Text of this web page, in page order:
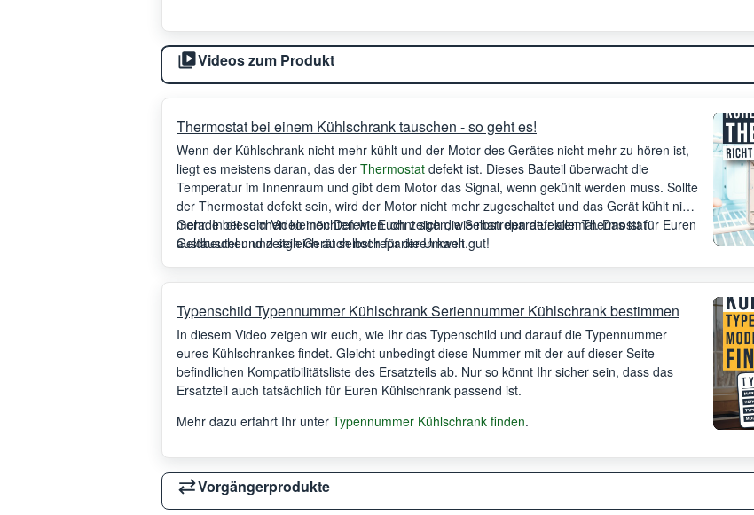
Videos zum Produkt
Thermostat bei einem Kühlschrank tauschen - so geht es!
Wenn der Kühlschrank nicht mehr kühlt und der Motor des Gerätes nicht mehr zu hören ist,
liegt es meistens daran, das der Thermostat defekt ist. Dieses Bauteil überwacht die
Temperatur im Innenraum und gibt dem Motor das Signal, wenn gekühlt werden muss. Sollte
der Thermostat defekt sein, wird der Motor nicht mehr zugeschaltet und das Gerät kühlt nicht
mehr. In diesem Video möchten wir Euch zeigen, wie man den defekten Thermostat
austauschen und sein Gerät selbst reparieren kann.
Gerade bei solchen kleinen Defekten lohnt sich die Selbstreparatur allemal. Das ist für Euren
Geldbeutel und zeitgleich auch noch für die Umwelt gut!
Typenschild Typennummer Kühlschrank Seriennummer Kühlschrank bestimmen
In diesem Video zeigen wir euch, wie Ihr das Typenschild und darauf die Typennummer
eures Kühlschrankes findet. Gleicht unbedingt diese Nummer mit der auf dieser Seite
befindlichen Kompatibilitätsliste des Ersatzteils ab. Nur so könnt Ihr sicher sein, dass das
Ersatzteil auch tatsächlich für Euren Kühlschrank passend ist.
Mehr dazu erfahrt Ihr unter Typennummer Kühlschrank finden.
Vorgängerprodukte